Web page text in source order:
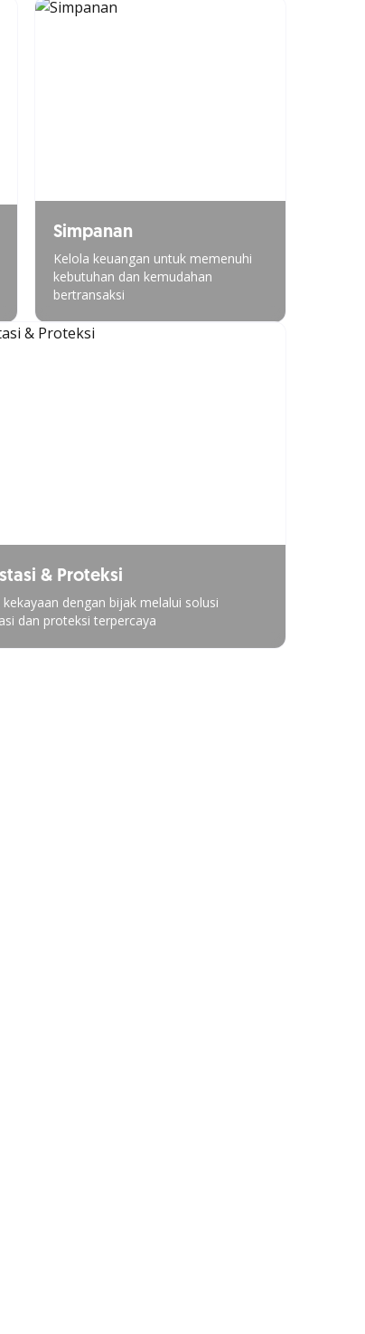
Simpanan
Kelola keuangan untuk memenuhi
kebutuhan dan kemudahan
bertransaksi
& Proteksi
kekayaan dengan bijak melalui solusi
dan proteksi terpercaya